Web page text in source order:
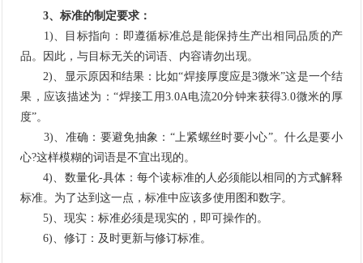
3、标准的制定要求：
1)、目标指向：即遵循标准总是能保持生产出相同品质的产
品。因此，与目标无关的词语、内容请勿出现。
2)、显示原因和结果：比如“焊接厚度应是3微米”这是一个结
果，应该描述为：“焊接工用3.0A电流20分钟来获得3.0微米的厚
度”。
3)、准确：要避免抽象：“上紧螺丝时要小心”。什么是要小
心?这样模糊的词语是不宜出现的。
4)、数量化-具体：每个读标准的人必须能以相同的方式解释
标准。为了达到这一点，标准中应该多使用图和数字。
5)、现实：标准必须是现实的，即可操作的。
6)、修订：及时更新与修订标准。